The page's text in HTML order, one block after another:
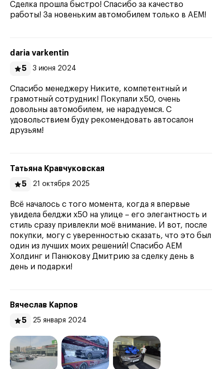
Сделка прошла быстро! Спасибо за качество
работы! За новеньким автомобилем только в АЕМ!
daria varkentin
5
3 июня 2024
Спасибо менеджеру Никите, компетентный и
грамотный сотрудник! Покупали x50, очень
довольны автомобилем, не нарадуемся. С
удовольствием буду рекомендовать автосалон
друзьям!
Татьяна Кравчуковская
5
21 октября 2025
Всё началось с того момента, когда я впервые
увидела белджи х50 на улице – его элегантность и
стиль сразу привлекли моё внимание. И вот, после
покупки, могу с уверенностью сказать, что это был
один из лучших моих решений! Спасибо АЕМ
Холдинг и Панюкову Дмитрию за сделку день в
день и подарки!
Вячеслав Карпов
5
25 января 2024